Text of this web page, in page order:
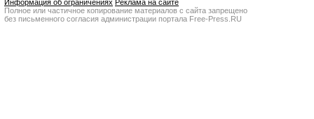
Информация об ограничениях Реклама на сайте
Полное или частичное копирование материалов с сайта запрещено
без письменного согласия администрации портала Free-Press.RU